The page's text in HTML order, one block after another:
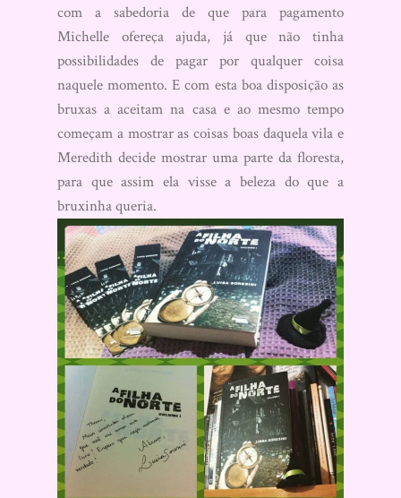
com a sabedoria de que para pagamento
Michelle ofereça ajuda, já que não tinha
possibilidades de pagar por qualquer coisa
naquele momento. E com esta boa disposição as
bruxas a aceitam na casa e ao mesmo tempo
começam a mostrar as coisas boas daquela vila e
Meredith decide mostrar uma parte da floresta,
para que assim ela visse a beleza do que a
bruxinha queria.